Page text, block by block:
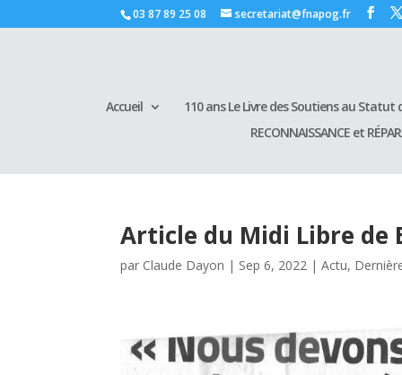
03 87 89 25 08 secretariat@fnapog.fr
Accueil 110 ans Le Livre des Soutiens au Statut
RECONNAISSANCE et
Article du Midi Libre de
par Claude Dayon | Sep 6, 2022 |Actu,